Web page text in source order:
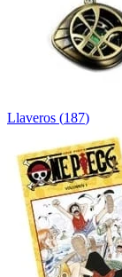
Llaveros (187)